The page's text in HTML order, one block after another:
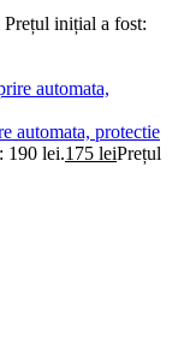
Prețul inițial a fost:
automata, protectie
190 lei.175 leiPrețul